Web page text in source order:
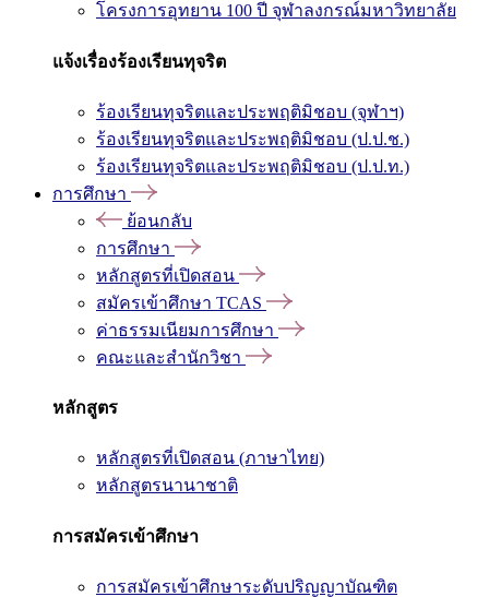
โครงการอุทยาน 100 ปี จุฬาลงกรณ์มหาวิทยาลัย
แจ้งเรื่องร้องเรียนทุจริต
ร้องเรียนทุจริตและประพฤติมิชอบ (จุฬาฯ)
ร้องเรียนทุจริตและประพฤติมิชอบ (ป.ป.ช.)
ร้องเรียนทุจริตและประพฤติมิชอบ (ป.ป.ท.)
การศึกษา
ย้อนกลับ
การศึกษา
หลักสูตรที่เปิดสอน
สมัครเข้าศึกษา TCAS
ค่าธรรมเนียมการศึกษา
คณะและสำนักวิชา
หลักสูตร
หลักสูตรที่เปิดสอน (ภาษาไทย)
หลักสูตรนานาชาติ
การสมัครเข้าศึกษา
การสมัครเข้าศึกษาระดับปริญญาบัณฑิต